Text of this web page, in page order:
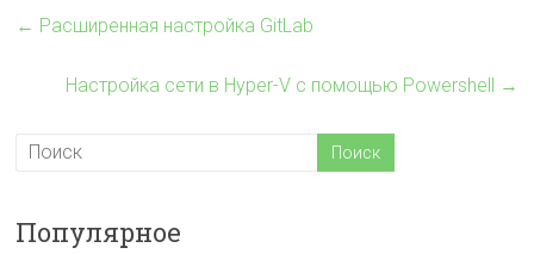
← Расширенная настройка GitLab
Настройка сети в Hyper-V с помощью Powershell →
Популярное